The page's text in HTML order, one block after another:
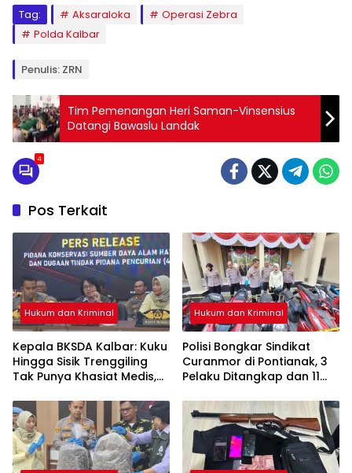
Tag: Aksaraloka
Operasi Zebra
Polda Kalbar
Penulis: ZRN
Tim Pemenangan Heri Saman-Vinsensius
Datangi Bawaslu Landak
4
Pos Terkait
Hukum dan Kriminal
Kepala BKSDA Kalbar: Kuku
Hingga Sisik Trenggiling
Tak Punya Khasiat Medis,
Hukum dan Kriminal
Polisi Bongkar Sindikat
Curanmor di Pontianak, 3
Pelaku Ditangkap dan 11